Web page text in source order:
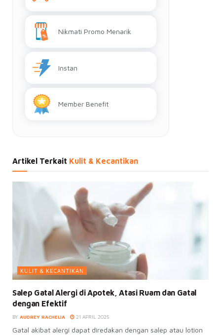
Nikmati Promo Menarik
Instan
Member Benefit
Artikel Terkait Kulit & Kecantikan
KULIT & KECANTIKAN
Salep Gatal Alergi di Apotek, Atasi Ruam dan Gatal
dengan Efektif
BY AUDREY RACHELIA 21 APRIL 2025
Gatal akibat alergi dapat diredakan dengan salep atau lotion